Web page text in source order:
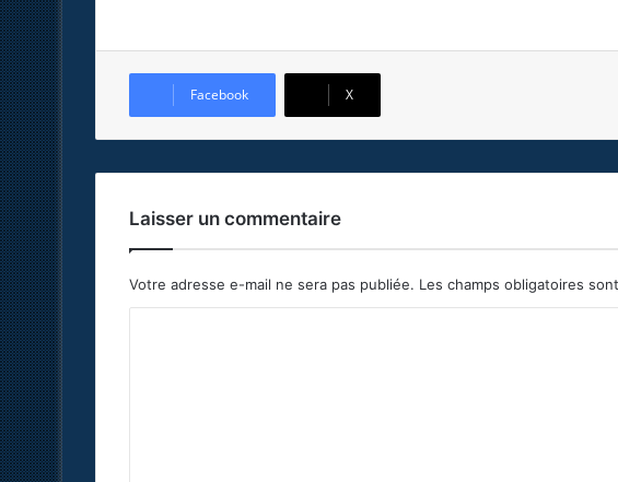
Facebook X
Laisser un commentaire
Votre adresse e-mail ne sera pas publiée. Les champs obligatoires